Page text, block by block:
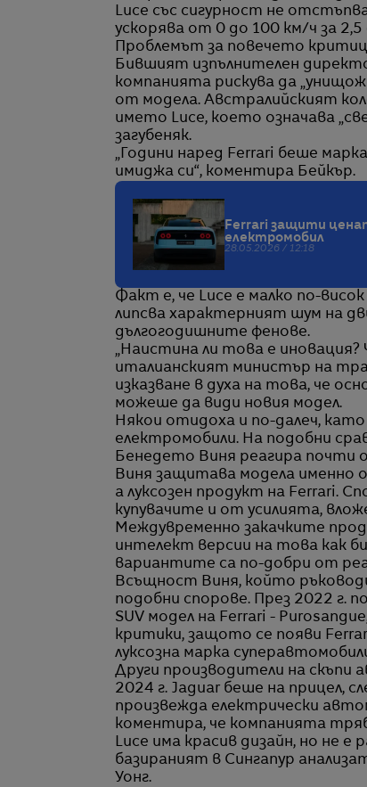
Luce със сигурност не
ускорява от 0 до 100 км/ч за
Проблемът за повечето
Бившият изпълнителен
компанията рискува да
от модела. Австралийският
името Luce, което означава
загубеняк.
„Години наред Ferrari беше
имиджа си“, коментира Бейкър.
Ferrari защити
електромобил
28.05.2026 / 12:18
Факт е, че Luce е малко по-
липсва характерният шум на
дългогодишните фенове.
„Наистина ли това е иновация?
италианският министър на
изказване в духа на това, че
можеше да види новия модел.
Някои отидоха и по-далеч, като
електромобили. На подобни
Бенедето Виня реагира почти
Виня защитава модела именно
а луксозен продукт на Ferrari.
купувачите и от усилията,
Междувременно закачките
интелект версии на това как
вариантите са по-добри от
Всъщност Виня, който
подобни спорове. През 2022 г.
SUV модел на Ferrari -
критики, защото се появи
луксозна марка
Други производители на скъпи
2024 г. Jaguar беше на прицел,
произвежда електрически
коментира, че компанията
Luce има красив дизайн, но не е
базираният в Сингапур
Уонг.